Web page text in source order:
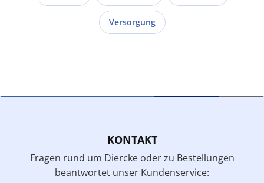
Versorgung
KONTAKT
Fragen rund um Diercke oder zu Bestellungen
beantwortet unser Kundenservice: